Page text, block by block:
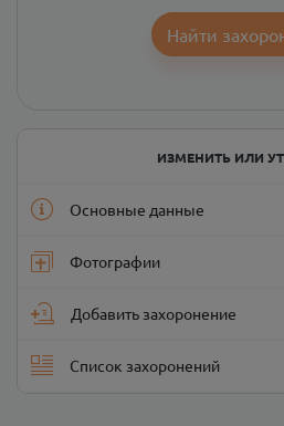
Найти
ИЗМЕНИТЬ ИЛИ
Основные данные
Фотографии
Добавить захоронение
Список захоронений